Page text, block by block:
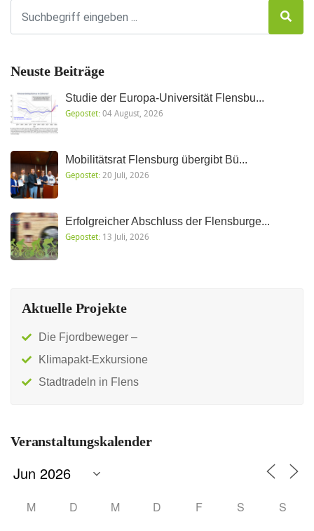
Neuste Beiträge
Studie der Europa-Universität Flensbu...
Gepostet:04 August, 2026
Mobilitätsrat Flensburg übergibt Bü...
Gepostet: 20 Juli, 2026
Erfolgreicher Abschluss der Flensburge...
Gepostet: 13 Juli, 2026
Aktuelle Projekte
Die Fjordbeweger –
Klimapakt-Exkursione
Stadtradeln in Flens
Veranstaltungskalender
M D M D F S S